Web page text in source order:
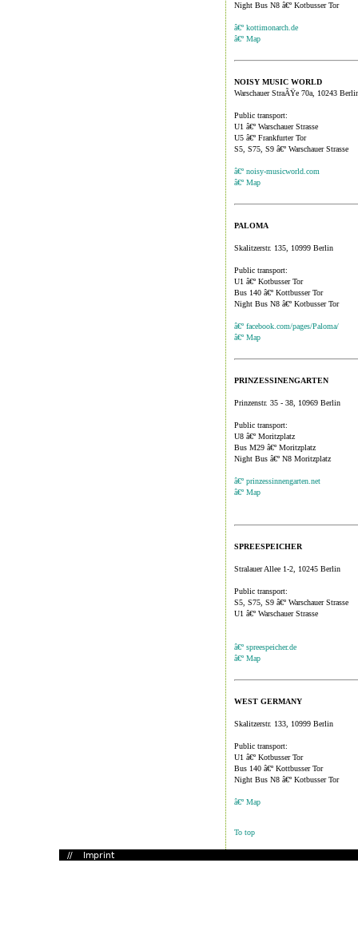
Night Bus N8 â€º Kotbusser Tor
â€º kottimonarch.de
â€º Map
NOISY MUSIC WORLD
Warschauer StraÃŸe 70a, 10243
Public transport:
U1 â€º Warschauer Strasse
U5 â€º Frankfurter Tor
S5, S75, S9 â€º Warschauer Strasse
â€º noisy-musicworld.com
â€º Map
PALOMA
Skalitzerstr. 135, 10999 Berlin
Public transport:
U1 â€º Kotbusser Tor
Bus 140 â€º Kottbusser Tor
Night Bus N8 â€º Kotbusser Tor
â€º facebook.com/pages/Paloma/
â€º Map
PRINZESSINENGARTEN
Prinzenstr. 35 - 38, 10969 Berlin
Public transport:
U8 â€º Moritzplatz
Bus M29 â€º Moritzplatz
Night Bus â€º N8 Moritzplatz
â€º prinzessinnengarten.net
â€º Map
SPREESPEICHER
Stralauer Allee 1-2, 10245 Berlin
Public transport:
S5, S75, S9 â€º Warschauer Strasse
U1 â€º Warschauer Strasse
â€º spreespeicher.de
â€º Map
WEST GERMANY
Skalitzerstr. 133, 10999 Berlin
Public transport:
U1 â€º Kotbusser Tor
Bus 140 â€º Kottbusser Tor
Night Bus N8 â€º Kotbusser Tor
â€º Map
To top